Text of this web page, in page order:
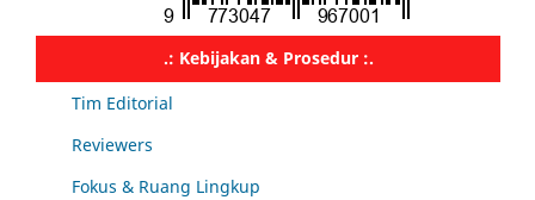
.: Kebijakan & Prosedur :.
Tim Editorial
Reviewers
Fokus & Ruang Lingkup